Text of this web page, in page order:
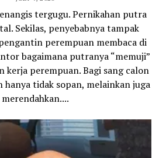
tergugu. Pernikahan putra
Sekilas, penyebabnya tampak
perempuan membaca di
bagaimana putranya “memuji”
kerja perempuan. Bagi sang calon
tidak sopan, melainkan juga
merendahkan....